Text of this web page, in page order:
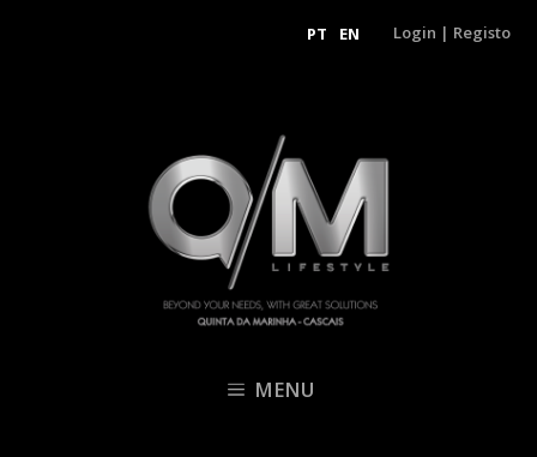
PT EN Login | Registo
MENU